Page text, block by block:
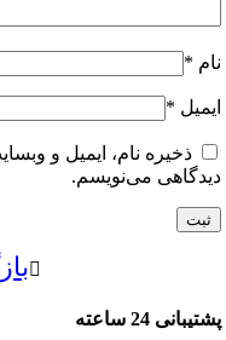
*
نام، ایمیل و وبسایت
می‌نویسم.
ساعته